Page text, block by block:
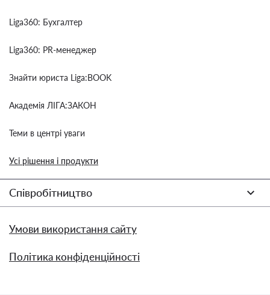
Liga360: Бухгалтер
Liga360: PR-менеджер
Знайти юриста Liga:BOOK
Академія ЛІГА:ЗАКОН
Теми в центрі уваги
Усі рішення і продукти
Співробітництво
Умови використання сайту
Політика конфіденційності